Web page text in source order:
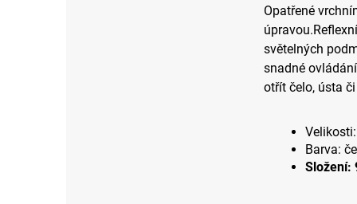
Opatřené
světelných
snadné
otřít čelo, ústa
Barva:
Složení: